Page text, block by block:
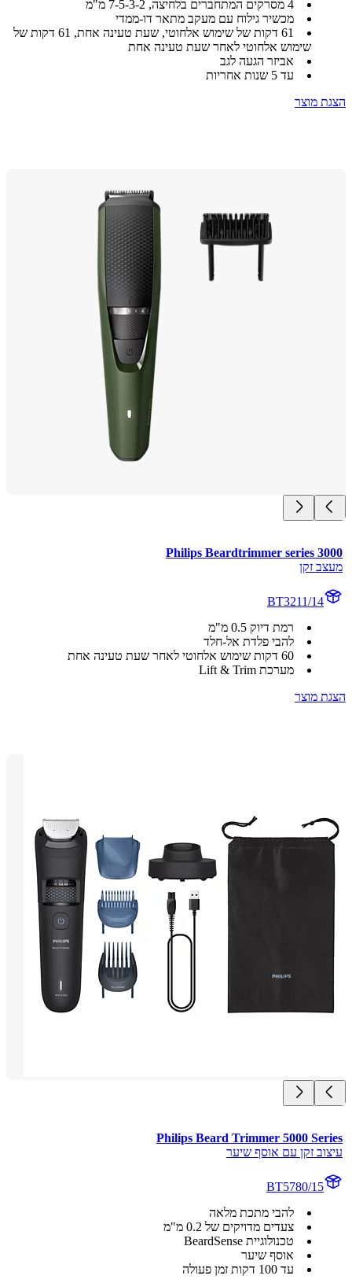
מכשיר גילוח עם מעקב מתאר דו-ממדי
61 דקות של שימוש אלחוטי, שעת טעינה אחת, 61 דקות של
שימוש אלחוטי לאחר שעת טעינה אחת
אביזר הגעה לגב
עד 5 שנות אחריות
מוצר
Philips Beardtrimmer series
זקן
BT3211/14
רמת דיוק 0.5 מ"מ
להבי פלדת אל-חלד
60 דקות שימוש אלחוטי לאחר שעת טעינה אחת
מערכת Lift & Trim
מוצר
Philips Beard Trimmer 5000
זקן עם אוסף שיער
BT5780/15
להבי מתכת מלאה
צעדים מדויקים של 0.2 מ"מ
טכנולוגיית BeardSense
אוסף שיער
עד 100 דקות זמן פעולה